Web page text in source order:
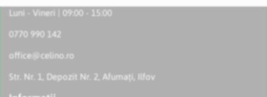
Luni - Vineri | 09:00 - 15:00
0770 990 142
office@celino.ro
Str. Nr. 1, Depozit Nr. 2, Afumați, Ilfov